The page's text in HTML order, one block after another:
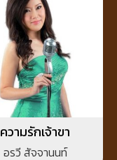
ความรักเจ้าขา
อรวี สัจจานนท์